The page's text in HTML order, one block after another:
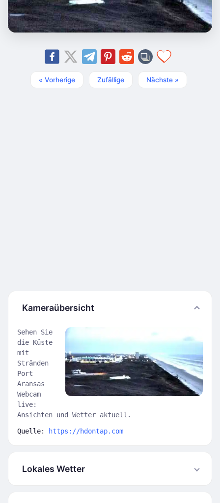
« Vorherige Zufällige Nächste »
Kameraübersicht
Sehen Sie
die Küste
mit
Stränden
Port
Aransas
Webcam
live:
Ansichten und Wetter aktuell.
Quelle: https://hdontap.com
Lokales Wetter